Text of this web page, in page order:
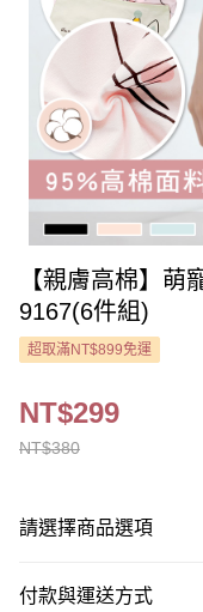
【親膚高棉】
9167(6件組)
超取滿NT$899免運
NT$380
NT$299
請選擇商品選項
付款與運送方式